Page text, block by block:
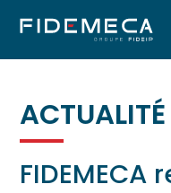
ACTUALITÉ